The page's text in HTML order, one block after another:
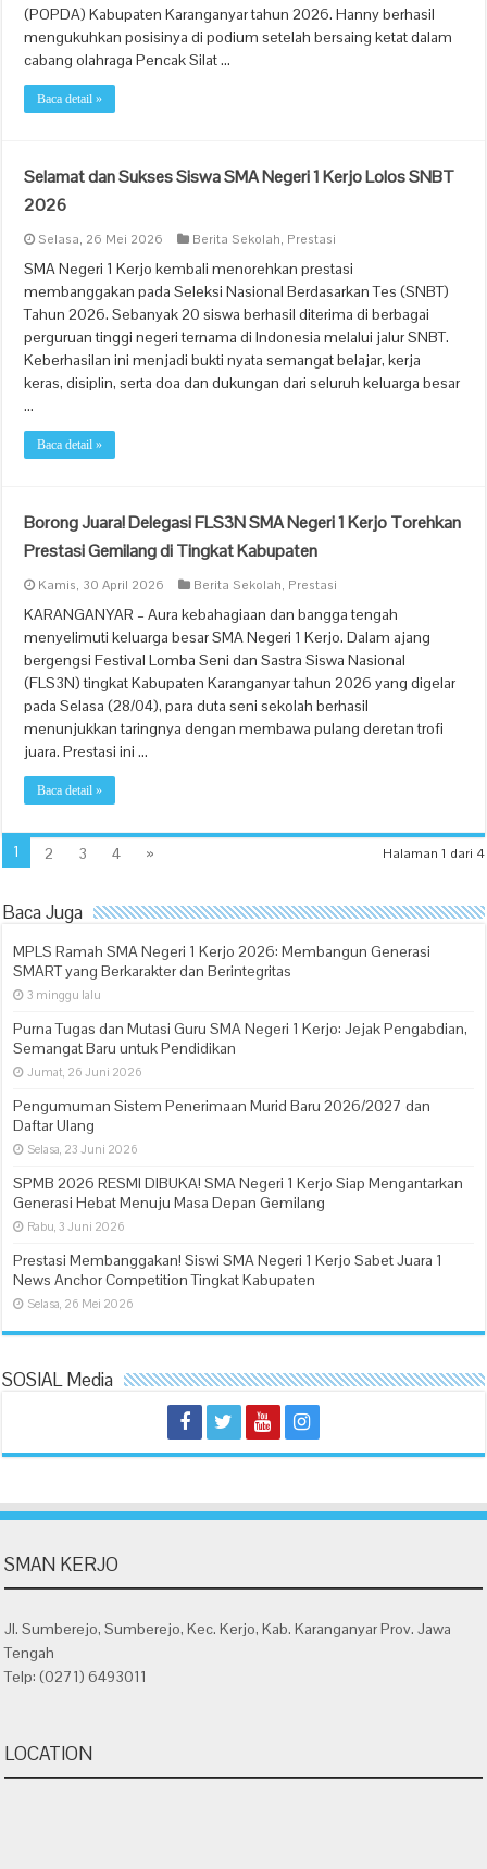
(POPDA) Kabupaten Karanganyar tahun 2026. Hanny berhasil
mengukuhkan posisinya di podium setelah bersaing ketat dalam
cabang olahraga Pencak Silat …
Baca detail »
Selamat dan Sukses Siswa SMA Negeri 1 Kerjo Lolos SNBT
2026
Selasa, 26 Mei 2026 Berita Sekolah, Prestasi
SMA Negeri 1 Kerjo kembali menorehkan prestasi
membanggakan pada Seleksi Nasional Berdasarkan Tes (SNBT)
Tahun 2026. Sebanyak 20 siswa berhasil diterima di berbagai
perguruan tinggi negeri ternama di Indonesia melalui jalur SNBT.
Keberhasilan ini menjadi bukti nyata semangat belajar, kerja
keras, disiplin, serta doa dan dukungan dari seluruh keluarga besar
…
Baca detail »
Borong Juara! Delegasi FLS3N SMA Negeri 1 Kerjo Torehkan
Prestasi Gemilang di Tingkat Kabupaten
Kamis, 30 April 2026 Berita Sekolah, Prestasi
KARANGANYAR – Aura kebahagiaan dan bangga tengah
menyelimuti keluarga besar SMA Negeri 1 Kerjo. Dalam ajang
bergengsi Festival Lomba Seni dan Sastra Siswa Nasional
(FLS3N) tingkat Kabupaten Karanganyar tahun 2026 yang digelar
pada Selasa (28/04), para duta seni sekolah berhasil
menunjukkan taringnya dengan membawa pulang deretan trofi
juara. Prestasi ini …
Baca detail »
Halaman 1 dari 4
1 2 3 4 »
Baca Juga
MPLS Ramah SMA Negeri 1 Kerjo 2026: Membangun Generasi
SMART yang Berkarakter dan Berintegritas
3 minggu lalu
Purna Tugas dan Mutasi Guru SMA Negeri 1 Kerjo: Jejak Pengabdian,
Semangat Baru untuk Pendidikan
Jumat, 26 Juni 2026
Pengumuman Sistem Penerimaan Murid Baru 2026/2027 dan
Daftar Ulang
Selasa, 23 Juni 2026
SPMB 2026 RESMI DIBUKA! SMA Negeri 1 Kerjo Siap Mengantarkan
Generasi Hebat Menuju Masa Depan Gemilang
Rabu, 3 Juni 2026
Prestasi Membanggakan! Siswi SMA Negeri 1 Kerjo Sabet Juara 1
News Anchor Competition Tingkat Kabupaten
Selasa, 26 Mei 2026
SOSIAL Media
SMAN KERJO
Jl. Sumberejo, Sumberejo, Kec. Kerjo, Kab. Karanganyar Prov. Jawa
Tengah
Telp: (0271) 6493011
LOCATION